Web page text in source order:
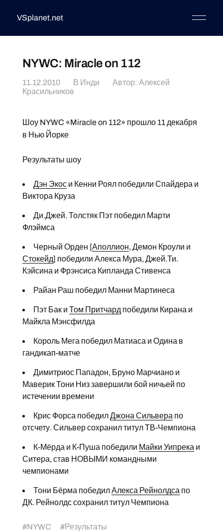
VSplanet.net
NYWC: Miracle on 112
11.12.2010 В Инди Автор: Алексей
Красильников
Шоу NYWC «Miracle on 112» прошло 11 декабря
в Нью Йорке
Результаты шоу
Дэн Экоси Кенни Роял победили Спайдера и
Виктора Круза
Ди.Джей. Толстяк Пэт победил Марти
Флэймса
Черный Орден [Аполлион, Демон Кроули и
Стокейд] победили Алекса Мура, Джей.Ти.
Кэйсина и Фрэнсиса Кипланда Стивенса
Райан Раш победил Манни Мартинеса
Пэт Бак и Том Притчард победили Кирана и
Майкла Мэнсфилда
Король Мега победил Матиаса и Одина в
гандикап-матче
Димитриос Пападон, Бруно Марчиано и
Маверик Тони Низ завершили бой ничьей по
истечении времени
Крис Форса победилДжона Сильвера по
отсчету. Сильвер сохранил титул ТВ-Чемпиона
К-Мёрда и К-Пуша победили Майки Уипрека и
Ситера, став НОВЫМИ командными
чемпионами
Тони Бёрма победилАлекса Рейнолдса по
ДК. Рейнолдс сохранил титул Чемпиона
#NYWC #Результаты